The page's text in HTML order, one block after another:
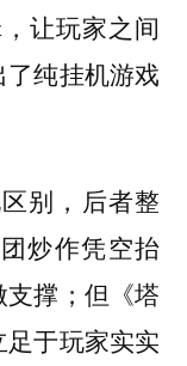
让玩家之间
纯挂机游戏
别，后者整
炒作凭空抬
撑；但《塔
于玩家实实